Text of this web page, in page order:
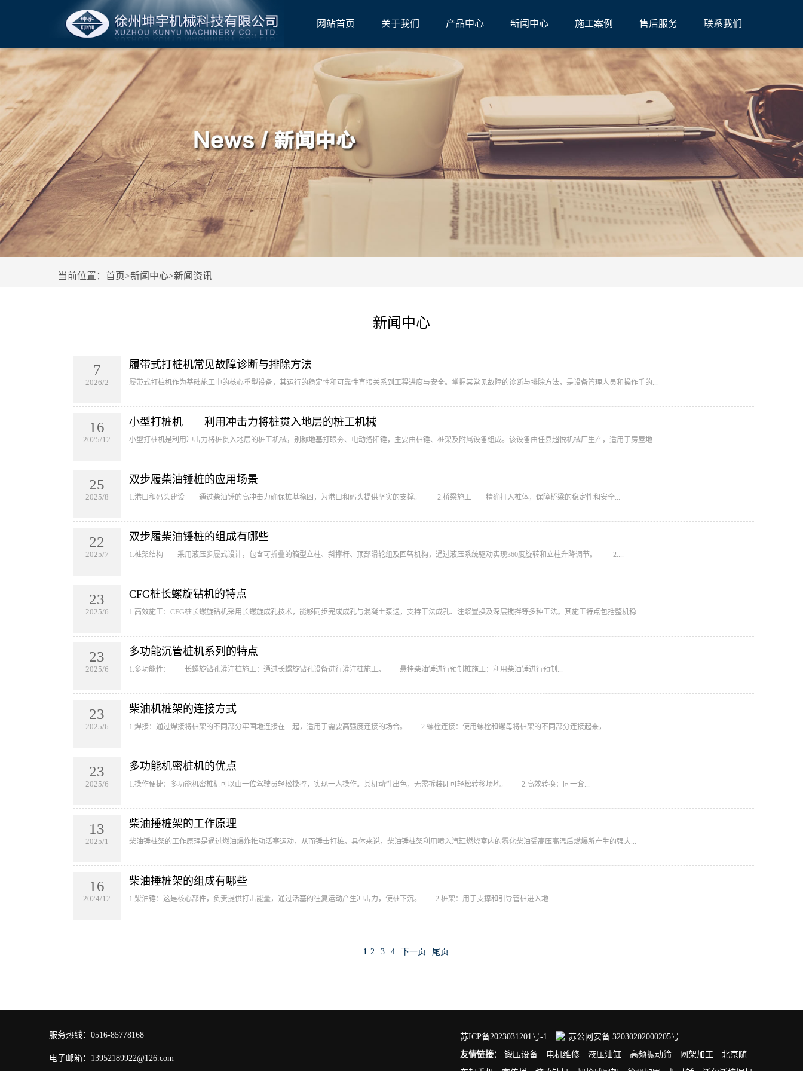
网站首页 关于我们 产品中心 新闻中心 施工案例 售后服务 联系我们
当前位置： 首页>新闻中心>新闻资讯
新闻中心
7
2026/2
履带式打桩机常见故障诊断与排除方法
履带式打桩机作为基础施工中的核心重型设备，其运行的稳定性和可靠性直接关系到工程进度与安全。掌握其常见故障的诊断与排除方法，是设备管理人员和操作手的...
16
2025/12
小型打桩机——利用冲击力将桩贯入地层的桩工机械
小型打桩机是利用冲击力将桩贯入地层的桩工机械，别称地基打眼夯、电动洛阳锤，主要由桩锤、桩架及附属设备组成。该设备由任县超悦机械厂生产，适用于房屋地...
25
2025/8
双步履柴油锤桩的应用场景
1.港口和码头建设 通过柴油锤的高冲击力确保桩基稳固，为港口和码头提供坚实的支撑。 ‌ 2.桥梁施工 精确打入桩体，保障桥梁的稳定性和安全...
22
2025/7
双步履柴油锤桩的组成有哪些
1.桩架结构 采用液压步履式设计，包含可折叠的箱型立柱、斜撑杆、顶部滑轮组及回转机构，通过液压系统驱动实现360度旋转和立柱升降调节。 ‌ 2....
23
2025/6
CFG桩长螺旋钻机的特点
1.高效施工‌：CFG桩长螺旋钻机采用长螺旋成孔技术，能够同步完成成孔与混凝土泵送，支持干法成孔、注浆置换及深层搅拌等多种工法。其施工特点包括整机稳...
23
2025/6
多功能沉管桩机系列的特点
1.多功能性‌： 长螺旋钻孔灌注桩施工‌：通过长螺旋钻孔设备进行灌注桩施工。‌ 悬挂柴油锤进行预制桩施工‌：利用柴油锤进行预制...
23
2025/6
柴油机桩架的连接方式
1.焊接‌：通过焊接将桩架的不同部分牢固地连接在一起，适用于需要高强度连接的场合。 2.螺栓连接‌：使用螺栓和螺母将桩架的不同部分连接起来，...
23
2025/6
多功能机密桩机的优点
1.操作便捷‌：多功能机密桩机可以由一位驾驶员轻松操控，实现一人操作。其机动性出色，无需拆装即可轻松转移场地‌。 2.高效转换‌：同一套...
13
2025/1
柴油捶桩架的工作原理
柴油锤桩架的工作原理‌是通过燃油爆炸推动活塞运动，从而锤击打桩。具体来说，柴油锤桩架利用喷入汽缸燃烧室内的雾化柴油受高压高温后燃爆所产生的强大...
16
2024/12
柴油捶桩架的组成有哪些
1.‌柴油锤‌：这是核心部件，负责提供打击能量，通过活塞的往复运动产生冲击力，使桩下沉‌。 2.‌桩架‌：用于支撑和引导管桩进入地...
1 2 3 4 下一页 尾页
服务热线：0516-85778168
电子邮箱：13952189922@126.com
苏ICP备2023031201号-1
苏公网安备 32030202000205号
友情链接：
锻压设备 电机维修 液压油缸 高频振动筛 网架加工
北京随